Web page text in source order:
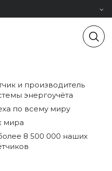
и производитель
энергоучёта
по всему миру
мира
8 500 000 наших